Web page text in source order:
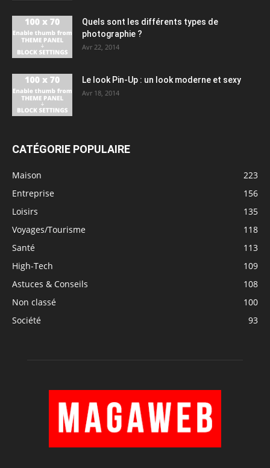
Quels sont les différents types de
photographie ?
Avr 22, 2014
Le look Pin-Up : un look moderne et sexy
Avr 18, 2014
CATÉGORIE POPULAIRE
Maison
223
Entreprise
156
Loisirs
135
Voyages/Tourisme
118
Santé
113
High-Tech
109
Astuces & Conseils
108
Non classé
100
Société
93